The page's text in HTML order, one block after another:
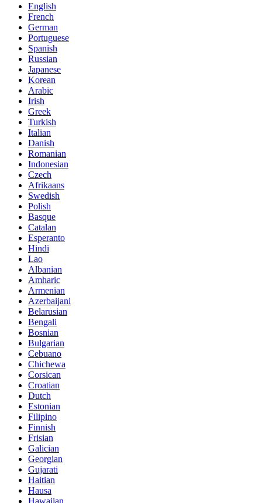
English
French
German
Portuguese
Spanish
Russian
Japanese
Korean
Arabic
Irish
Greek
Turkish
Italian
Danish
Romanian
Indonesian
Czech
Afrikaans
Swedish
Polish
Basque
Catalan
Esperanto
Hindi
Lao
Albanian
Amharic
Armenian
Azerbaijani
Belarusian
Bengali
Bosnian
Bulgarian
Cebuano
Chichewa
Corsican
Croatian
Dutch
Estonian
Filipino
Finnish
Frisian
Galician
Georgian
Gujarati
Haitian
Hausa
Hawaiian